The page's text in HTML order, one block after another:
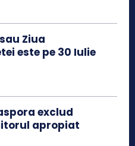
Ziua
este pe 30 Iulie
exclud
apropiat